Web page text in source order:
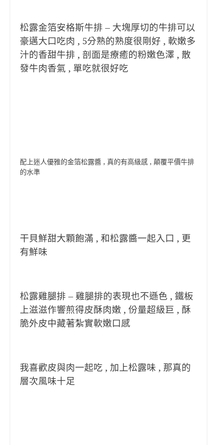
松露金箔安格斯牛排 – 大塊厚切的牛排可以
豪邁大口吃肉 , 5分熟的熟度很剛好 , 軟嫩多
汁的香甜牛排 , 剖面是療癒的粉嫩色澤 , 散
發牛肉香氣 , 單吃就很好吃
配上迷人優雅的金箔松露醬 , 真的有高級感 , 顛覆平價牛排
的水準
干貝鮮甜大顆飽滿 , 和松露醬一起入口 , 更
有鮮味
松露雞腿排 – 雞腿排的表現也不遜色 , 鐵板
上滋滋作響煎得皮酥肉嫩 , 份量超級巨 , 酥
脆外皮中藏著紮實軟嫩口感
我喜歡皮與肉一起吃 , 加上松露味 , 那真的
層次風味十足